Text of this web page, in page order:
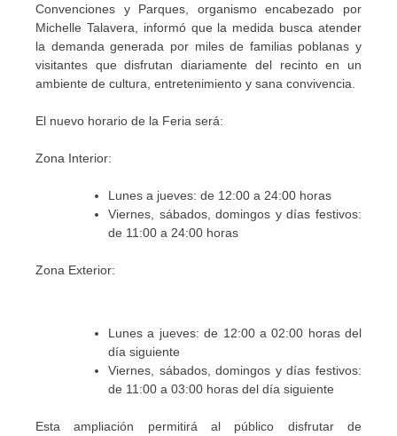
Convenciones y Parques, organismo encabezado por
Michelle Talavera, informó que la medida busca atender
la demanda generada por miles de familias poblanas y
visitantes que disfrutan diariamente del recinto en un
ambiente de cultura, entretenimiento y sana convivencia.
El nuevo horario de la Feria será:
Zona Interior:
Lunes a jueves: de 12:00 a 24:00 horas
Viernes, sábados, domingos y días festivos:
de 11:00 a 24:00 horas
Zona Exterior:
Lunes a jueves: de 12:00 a 02:00 horas del
día siguiente
Viernes, sábados, domingos y días festivos:
de 11:00 a 03:00 horas del día siguiente
Esta ampliación permitirá al público disfrutar de